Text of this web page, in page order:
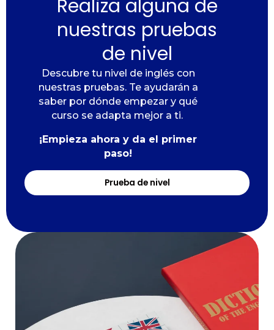
Realiza alguna de
nuestras pruebas
de nivel
Descubre tu nivel de inglés con
nuestras pruebas. Te ayudarán a
saber por dónde empezar y qué
curso se adapta mejor a ti.
¡Empieza ahora y da el primer
paso!
Prueba de nivel